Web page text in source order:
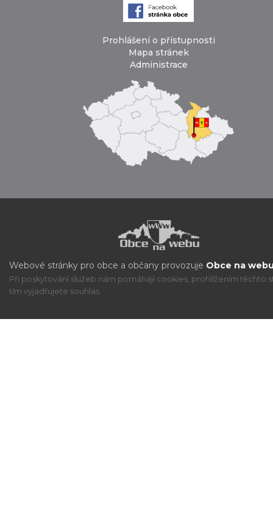
Prohlášení o přístupnosti
Mapa stránek
Administrace
Webové stránky pro obce a občany provozuje Obce na
Při poskytování služeb nám pomáhají cookies, prohlížením těchto
tím vyjadřujete souhlas.